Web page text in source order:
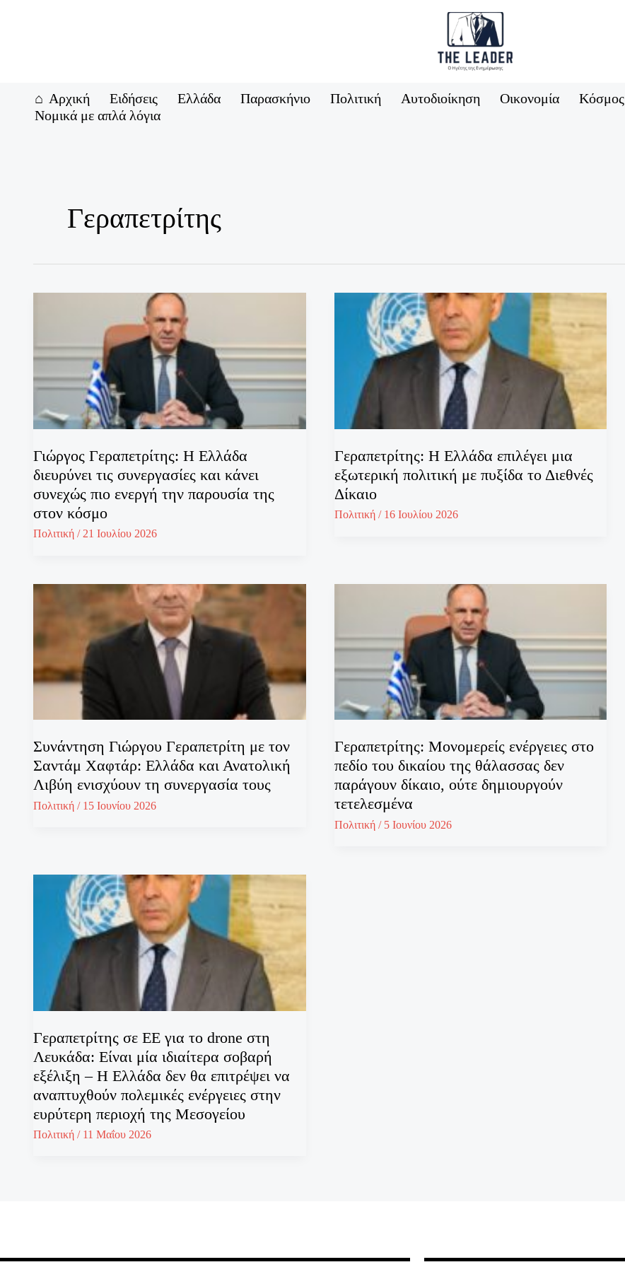
Αρχική Ειδήσεις Ελλάδα Παρασκήνιο Πολιτική Αυτοδιοίκηση Οικονομία Κόσμος
Νομικά με απλά λόγια
Γεραπετρίτης
Γιώργος Γεραπετρίτης: Η Ελλάδα
διευρύνει τις συνεργασίες και κάνει
συνεχώς πιο ενεργή την παρουσία της
στον κόσμο
Πολιτική /21 Ιουλίου 2026
Γεραπετρίτης: Η Ελλάδα επιλέγει μια
εξωτερική πολιτική με πυξίδα το Διεθνές
Δίκαιο
Πολιτική/ 16 Ιουλίου 2026
Συνάντηση Γιώργου Γεραπετρίτη με τον
Σαντάμ Χαφτάρ: Ελλάδα και Ανατολική
Λιβύη ενισχύουν τη συνεργασία τους
Πολιτική / 15 Ιουνίου 2026
Γεραπετρίτης: Μονομερείς ενέργειες στο
πεδίο του δικαίου της θάλασσας δεν
παράγουν δίκαιο, ούτε δημιουργούν
τετελεσμένα
Πολιτική/ 5 Ιουνίου 2026
Γεραπετρίτης σε ΕΕ για το drone στη
Λευκάδα: Είναι μία ιδιαίτερα σοβαρή
εξέλιξη – Η Ελλάδα δεν θα επιτρέψει να
αναπτυχθούν πολεμικές ενέργειες στην
ευρύτερη περιοχή της Μεσογείου
Πολιτική / 11 Μαΐου 2026